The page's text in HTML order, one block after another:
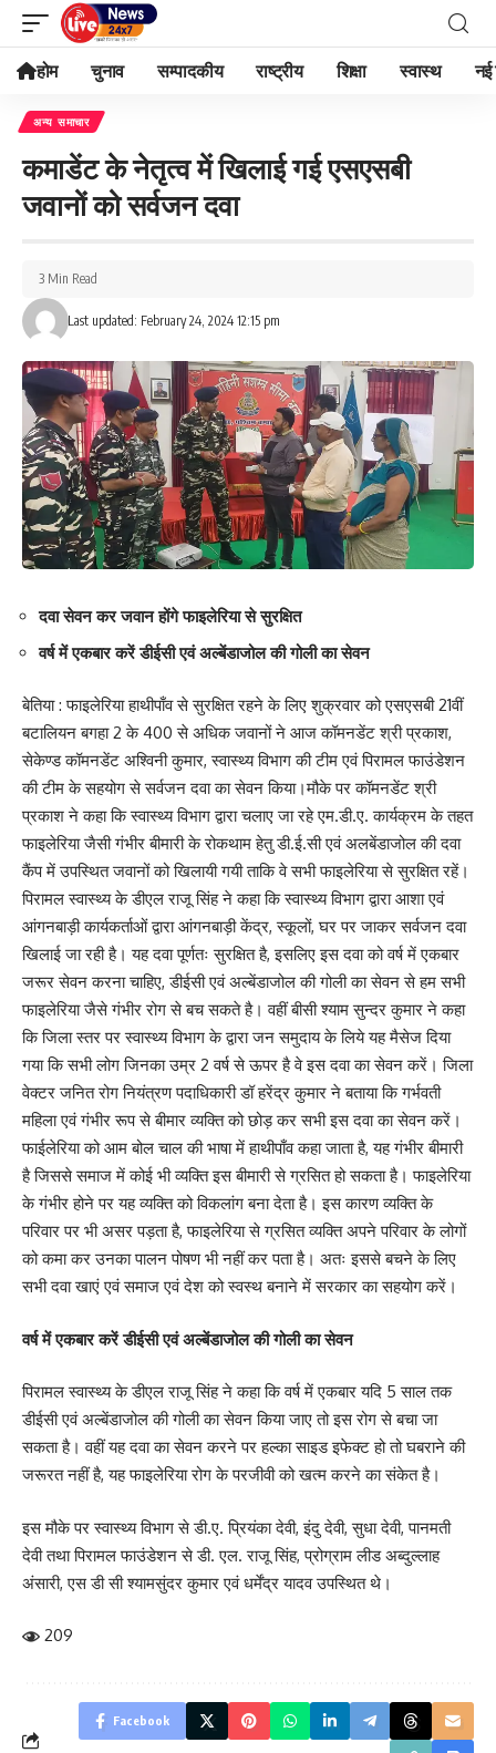
होम चुनाव सम्पादकीय राष्ट्रीय शिक्षा स्वास्थ नई
अन्य समाचार
कमाडेंट के नेतृत्व में खिलाई गई एसएसबी
जवानों को सर्वजन दवा
Last updated: February 24, 2024 12:15 pm
3 Min Read
दवा सेवन कर जवान होंगे फाइलेरिया से सुरक्षित
वर्ष में एकबार करें डीईसी एवं अल्बेंडाजोल की गोली का सेवन
बेतिया : फाइलेरिया हाथीपाँव से सुरक्षित रहने के लिए शुक्रवार को एसएसबी 21वीं
बटालियन बगहा 2 के 400 से अधिक जवानों ने आज कॉमनडेंट श्री प्रकाश,
सेकेण्ड कॉमनडेंट अश्विनी कुमार, स्वास्थ्य विभाग की टीम एवं पिरामल फाउंडेशन
की टीम के सहयोग से सर्वजन दवा का सेवन किया।मौके पर कॉमनडेंट श्री
प्रकाश ने कहा कि स्वास्थ्य विभाग द्वारा चलाए जा रहे एम.डी.ए. कार्यक्रम के तहत
फाइलेरिया जैसी गंभीर बीमारी के रोकथाम हेतु डी.ई.सी एवं अलबेंडाजोल की दवा
कैंप में उपस्थित जवानों को खिलायी गयी ताकि वे सभी फाइलेरिया से सुरक्षित रहें।
पिरामल स्वास्थ्य के डीएल राजू सिंह ने कहा कि स्वास्थ्य विभाग द्वारा आशा एवं
आंगनबाड़ी कार्यकर्ताओं द्वारा आंगनबाड़ी केंद्र, स्कूलों, घर पर जाकर सर्वजन दवा
खिलाई जा रही है। यह दवा पूर्णतः सुरक्षित है, इसलिए इस दवा को वर्ष में एकबार
जरूर सेवन करना चाहिए, डीईसी एवं अल्बेंडाजोल की गोली का सेवन से हम सभी
फाइलेरिया जैसे गंभीर रोग से बच सकते है। वहीं बीसी श्याम सुन्दर कुमार ने कहा
कि जिला स्तर पर स्वास्थ्य विभाग के द्वारा जन समुदाय के लिये यह मैसेज दिया
गया कि सभी लोग जिनका उम्र 2 वर्ष से ऊपर है वे इस दवा का सेवन करें। जिला
वेक्टर जनित रोग नियंत्रण पदाधिकारी डॉ हरेंद्र कुमार ने बताया कि गर्भवती
महिला एवं गंभीर रूप से बीमार व्यक्ति को छोड़ कर सभी इस दवा का सेवन करें।
फाईलेरिया को आम बोल चाल की भाषा में हाथीपाँव कहा जाता है, यह गंभीर बीमारी
है जिससे समाज में कोई भी व्यक्ति इस बीमारी से ग्रसित हो सकता है। फाइलेरिया
के गंभीर होने पर यह व्यक्ति को विकलांग बना देता है। इस कारण व्यक्ति के
परिवार पर भी असर पड़ता है, फाइलेरिया से ग्रसित व्यक्ति अपने परिवार के लोगों
को कमा कर उनका पालन पोषण भी नहीं कर पता है। अतः इससे बचने के लिए
सभी दवा खाएं एवं समाज एवं देश को स्वस्थ बनाने में सरकार का सहयोग करें।
वर्ष में एकबार करें डीईसी एवं अल्बेंडाजोल की गोली का सेवन
पिरामल स्वास्थ्य के डीएल राजू सिंह ने कहा कि वर्ष में एकबार यदि 5 साल तक
डीईसी एवं अल्बेंडाजोल की गोली का सेवन किया जाए तो इस रोग से बचा जा
सकता है। वहीं यह दवा का सेवन करने पर हल्का साइड इफेक्ट हो तो घबराने की
जरूरत नहीं है, यह फाइलेरिया रोग के परजीवी को खत्म करने का संकेत है।
इस मौके पर स्वास्थ्य विभाग से डी.ए. प्रियंका देवी, इंदु देवी, सुधा देवी, पानमती
देवी तथा पिरामल फाउंडेशन से डी. एल. राजू सिंह, प्रोग्राम लीड अब्दुल्लाह
अंसारी, एस डी सी श्यामसुंदर कुमार एवं धर्मेंद्र यादव उपस्थित थे।
209
Facebook